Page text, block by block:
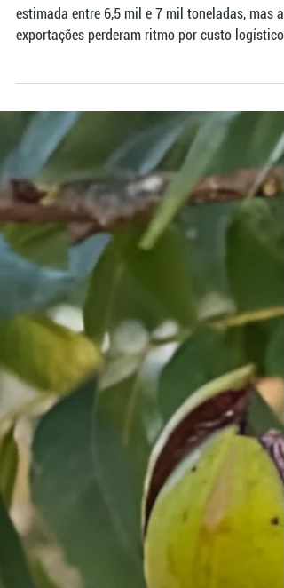
desafiam exportação da
A noz-pecã brasileira se prepara para uma safra
estimada entre 6,5 mil e 7 mil toneladas, mas as
exportações perderam ritmo por custo logístico,
conflitos no Oriente Médio e novas exigências
sanitárias da Europa. O IBPecan avalia que
tarifas dos EUA ainda podem alterar o mercado
para produtos sul-americanos e projeta
das negociações em julho e agosto.